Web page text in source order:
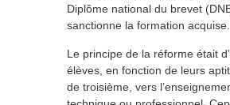
Diplôme national du brevet
sanctionne la formation acquise.
Le principe de la réforme était
élèves, en fonction de leurs
de troisième, vers